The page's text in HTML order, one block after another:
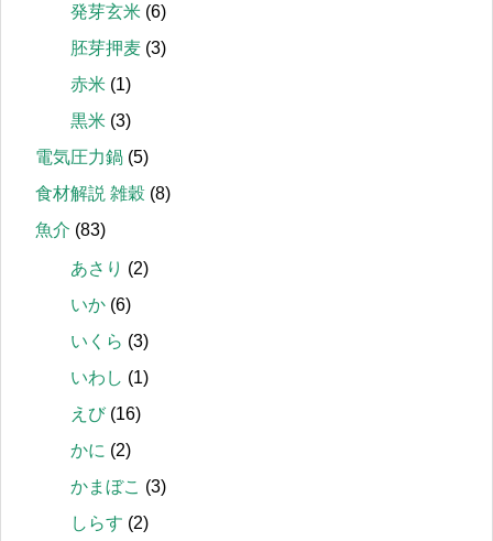
発芽玄米 (6)
胚芽押麦 (3)
赤米 (1)
黒米 (3)
電気圧力鍋 (5)
食材解説 雑穀 (8)
魚介 (83)
あさり (2)
いか (6)
いくら (3)
いわし (1)
えび(16)
かに (2)
かまぼこ (3)
しらす (2)